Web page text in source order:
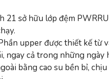
21 sở hữu lớp đệm
upper được thiết kế từ
ngay cả trong những ngày
bằng cao su bền bỉ,